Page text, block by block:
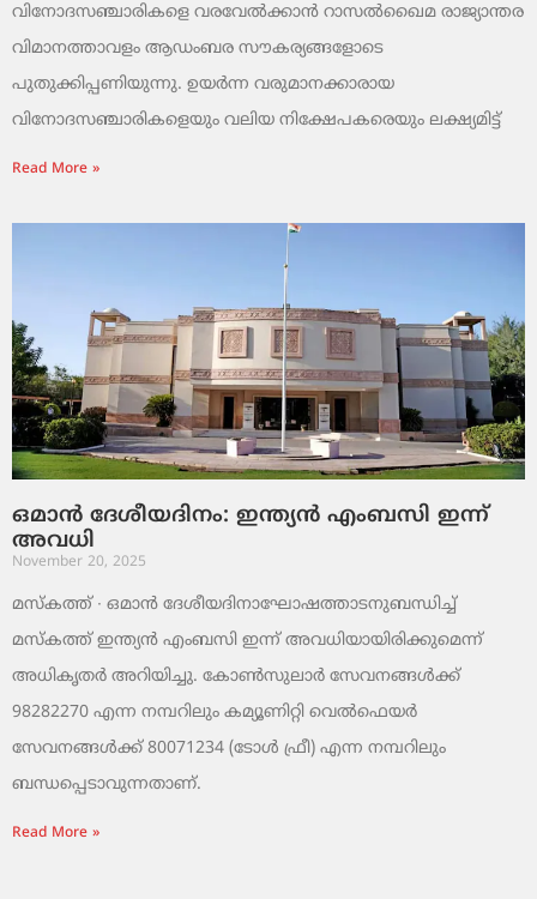
വിനോദസഞ്ചാരികളെ വരവേൽക്കാൻ റാസൽഖൈമ രാജ്യാന്തര
വിമാനത്താവളം ആഡംബര സൗകര്യങ്ങളോടെ
പുതുക്കിപ്പണിയുന്നു. ഉയർന്ന വരുമാനക്കാരായ
വിനോദസഞ്ചാരികളെയും വലിയ നിക്ഷേപകരെയും ലക്ഷ്യമിട്ട്
Read More »
ഒമാൻ ദേശീയദിനം: ഇന്ത്യൻ എംബസി ഇന്ന്
അവധി
November 20, 2025
മസ്‌കത്ത് ∙ ഒമാൻ ദേശീയദിനാഘോഷത്താടനുബന്ധിച്ച്
മസ്‌കത്ത് ഇന്ത്യൻ എംബസി ഇന്ന് അവധിയായിരിക്കുമെന്ന്
അധികൃതർ അറിയിച്ചു. കോൺസുലാർ സേവനങ്ങൾക്ക്
98282270 എന്ന നമ്പറിലും കമ്യൂണിറ്റി വെൽഫെയർ
സേവനങ്ങൾക്ക് 80071234 (ടോൾ ഫ്രീ) എന്ന നമ്പറിലും
ബന്ധപ്പെടാവുന്നതാണ്.
Read More »